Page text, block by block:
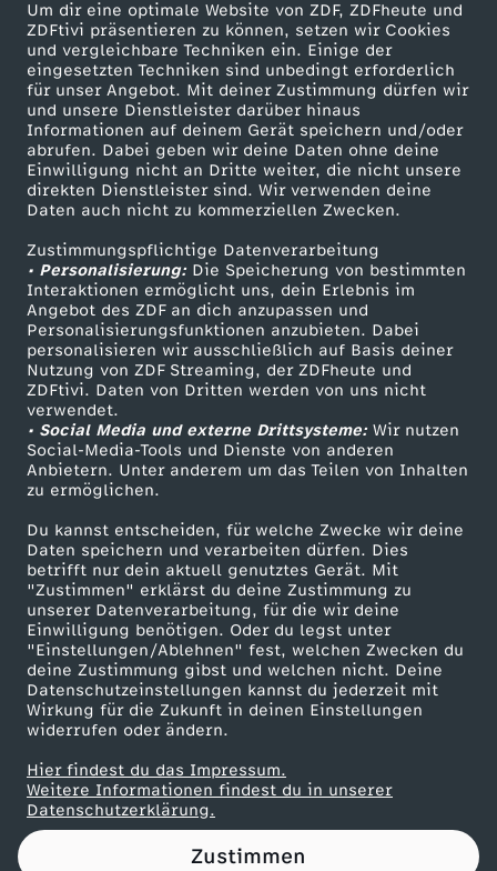
Um dir eine optimale Website von ZDF, ZDFheute und
ZDFtivi präsentieren zu können, setzen wir Cookies
und vergleichbare Techniken ein. Einige der
eingesetzten Techniken sind unbedingt erforderlich
für unser Angebot. Mit deiner Zustimmung dürfen wir
und unsere Dienstleister darüber hinaus
Informationen auf deinem Gerät speichern und/oder
abrufen. Dabei geben wir deine Daten ohne deine
Einwilligung nicht an Dritte weiter, die nicht unsere
direkten Dienstleister sind. Wir verwenden deine
Daten auch nicht zu kommerziellen Zwecken.
Zustimmungspflichtige Datenverarbeitung
• Personalisierung:Die Speicherung von bestimmten
Interaktionen ermöglicht uns, dein Erlebnis im
Angebot des ZDF an dich anzupassen und
Personalisierungsfunktionen anzubieten. Dabei
personalisieren wir ausschließlich auf Basis deiner
Nutzung von ZDF Streaming, der ZDFheute und
ZDFtivi. Daten von Dritten werden von uns nicht
verwendet.
• Social Media und externe Drittsysteme:Wir nutzen
Social-Media-Tools und Dienste von anderen
Anbietern. Unter anderem um das Teilen von Inhalten
zu ermöglichen.
Du kannst entscheiden, für welche Zwecke wir deine
Daten speichern und verarbeiten dürfen. Dies
betrifft nur dein aktuell genutztes Gerät. Mit
"Zustimmen" erklärst du deine Zustimmung zu
unserer Datenverarbeitung, für die wir deine
Einwilligung benötigen. Oder du legst unter
"Einstellungen/Ablehnen" fest, welchen Zwecken du
deine Zustimmung gibst und welchen nicht. Deine
Datenschutzeinstellungen kannst du jederzeit mit
Wirkung für die Zukunft in deinen Einstellungen
widerrufen oder ändern.
Hier findest du das Impressum.
Weitere Informationen findest du in unserer
Datenschutzerklärung.
Zustimmen
-
K
R
A
S
S
E
G
e
s
c
h
e
n
k
e
Mehr ZDF
ZDF-Apps
Smart TV
ZDFtext
Livestreams
Sendungen A-Z
TV-Programm
Service
ZDFmitreden
Kontakt zum ZDF
Tickets
Zuschauerservice
Hilfe
ZDF Unternehmen
Karriere
ZDF goes Schule
Werbefernsehen
Mainzelmännchen
Partner